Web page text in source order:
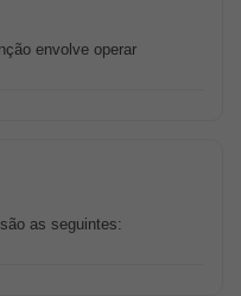
envolve operar
as seguintes: